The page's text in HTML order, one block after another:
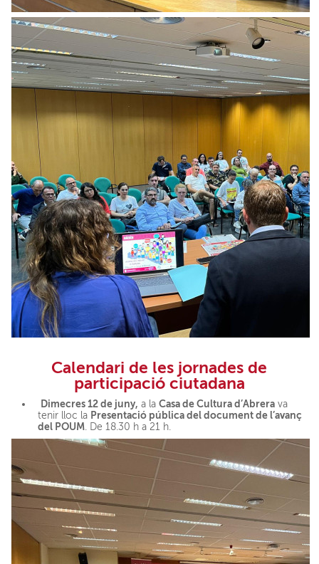
Calendari de les jornades de
participació ciutadana
Dimecres 12 de juny, a laCasa de Cultura d’Abrera va
tenir lloc la Presentació pública del document de l’avanç
del POUM. De 18.30 h a 21 h.